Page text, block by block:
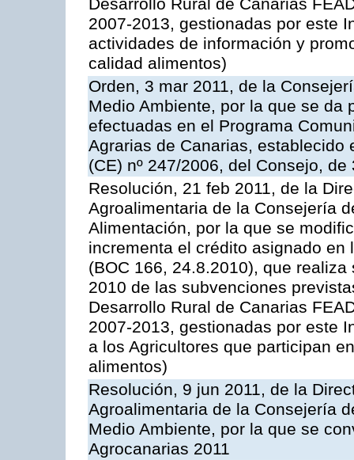
Desarrollo Rural de Canarias
2007-2013, gestionadas por este
actividades de información y
calidad alimentos)
Orden, 3 mar 2011, de la
Medio Ambiente, por la que se da
efectuadas en el Programa
Agrarias de Canarias,
(CE) nº 247/2006, del Consejo,
Resolución, 21 feb 2011, de la
Agroalimentaria de la Consejería
Alimentación, por la que se
incrementa el crédito asignado
(BOC 166, 24.8.2010), que
2010 de las subvenciones
Desarrollo Rural de Canarias
2007-2013, gestionadas por este
a los Agricultores que participan
alimentos)
Resolución, 9 jun 2011, de la
Agroalimentaria de la Consejería
Medio Ambiente, por la que se
Agrocanarias 2011